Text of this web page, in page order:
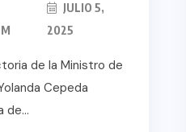
JULIO 5,
2025
de la Ministro de
Cepeda
de...
BANCARROTA TURÍSTICA
ABUSOS Y FALTA DE
PLANEACIÓN
JUNIO 24, 2026